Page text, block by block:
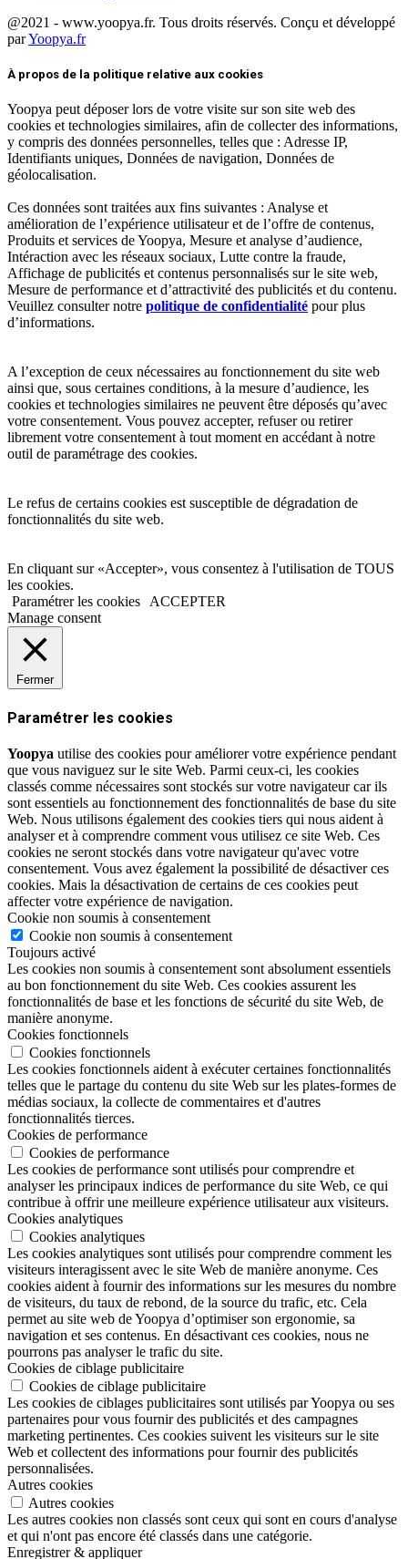
@2021 - www.yoopya.fr. Tous droits réservés. Conçu et développé
parYoopya.fr
À propos de la politique relative aux cookies
Yoopya peut déposer lors de votre visite sur son site web des
cookies et technologies similaires, afin de collecter des informations,
y compris des données personnelles, telles que : Adresse IP,
Identifiants uniques, Données de navigation, Données de
géolocalisation.
Ces données sont traitées aux fins suivantes : Analyse et
amélioration de l’expérience utilisateur et de l’offre de contenus,
Produits et services de Yoopya, Mesure et analyse d’audience,
Intéraction avec les réseaux sociaux, Lutte contre la fraude,
Affichage de publicités et contenus personnalisés sur le site web,
Mesure de performance et d’attractivité des publicités et du contenu.
Veuillez consulter notre politique de confidentialité pour plus
d’informations.
A l’exception de ceux nécessaires au fonctionnement du site web
ainsi que, sous certaines conditions, à la mesure d’audience, les
cookies et technologies similaires ne peuvent être déposés qu’avec
votre consentement. Vous pouvez accepter, refuser ou retirer
librement votre consentement à tout moment en accédant à notre
outil de paramétrage des cookies.
Le refus de certains cookies est susceptible de dégradation de
fonctionnalités du site web.
En cliquant sur «Accepter», vous consentez à l'utilisation de TOUS
les cookies.
Paramétrer les cookies
ACCEPTER
Manage consent
Fermer
Paramétrer les cookies
Yoopya utilise des cookies pour améliorer votre expérience pendant
que vous naviguez sur le site Web. Parmi ceux-ci, les cookies
classés comme nécessaires sont stockés sur votre navigateur car ils
sont essentiels au fonctionnement des fonctionnalités de base du site
Web. Nous utilisons également des cookies tiers qui nous aident à
analyser et à comprendre comment vous utilisez ce site Web. Ces
cookies ne seront stockés dans votre navigateur qu'avec votre
consentement. Vous avez également la possibilité de désactiver ces
cookies. Mais la désactivation de certains de ces cookies peut
affecter votre expérience de navigation.
Cookie non soumis à consentement
Cookie non soumis à consentement
Toujours activé
Les cookies non soumis à consentement sont absolument essentiels
au bon fonctionnement du site Web. Ces cookies assurent les
fonctionnalités de base et les fonctions de sécurité du site Web, de
manière anonyme.
Cookies fonctionnels
Cookies fonctionnels
Les cookies fonctionnels aident à exécuter certaines fonctionnalités
telles que le partage du contenu du site Web sur les plates-formes de
médias sociaux, la collecte de commentaires et d'autres
fonctionnalités tierces.
Cookies de performance
Cookies de performance
Les cookies de performance sont utilisés pour comprendre et
analyser les principaux indices de performance du site Web, ce qui
contribue à offrir une meilleure expérience utilisateur aux visiteurs.
Cookies analytiques
Cookies analytiques
Les cookies analytiques sont utilisés pour comprendre comment les
visiteurs interagissent avec le site Web de manière anonyme. Ces
cookies aident à fournir des informations sur les mesures du nombre
de visiteurs, du taux de rebond, de la source du trafic, etc. Cela
permet au site web de Yoopya d’optimiser son ergonomie, sa
navigation et ses contenus. En désactivant ces cookies, nous ne
pourrons pas analyser le trafic du site.
Cookies de ciblage publicitaire
Cookies de ciblage publicitaire
Les cookies de ciblages publicitaires sont utilisés par Yoopya ou ses
partenaires pour vous fournir des publicités et des campagnes
marketing pertinentes. Ces cookies suivent les visiteurs sur le site
Web et collectent des informations pour fournir des publicités
personnalisées.
Autres cookies
Autres cookies
Les autres cookies non classés sont ceux qui sont en cours d'analyse
et qui n'ont pas encore été classés dans une catégorie.
Enregistrer & appliquer